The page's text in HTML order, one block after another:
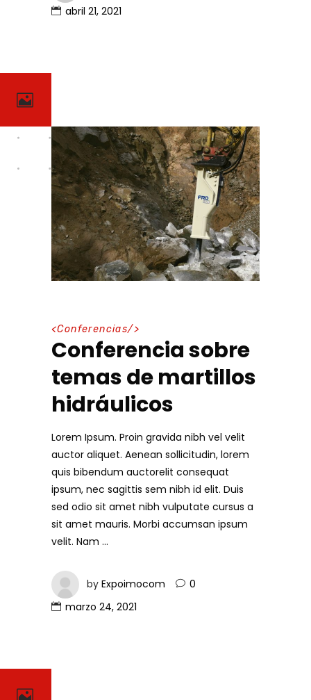
abril 21, 2021
<Conferencias/>
Conferencia sobre
temas de martillos
hidráulicos
Lorem Ipsum. Proin gravida nibh vel velit
auctor aliquet. Aenean sollicitudin, lorem
quis bibendum auctorelit consequat
ipsum, nec sagittis sem nibh id elit. Duis
sed odio sit amet nibh vulputate cursus a
sit amet mauris. Morbi accumsan ipsum
velit. Nam
by Expoimocom
0
marzo 24, 2021